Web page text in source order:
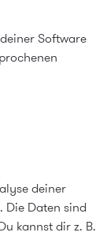
Software
deiner
Die Daten sind
kannst dir z. B.